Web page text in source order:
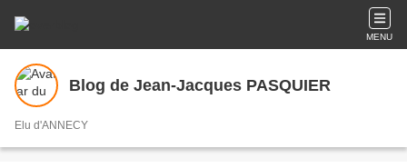
MENU
Blog de Jean-Jacques PASQUIER
Elu d'ANNECY